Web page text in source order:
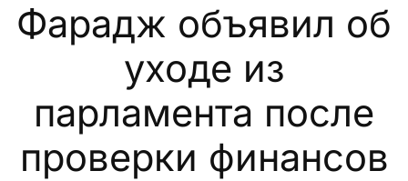
Фарадж объявил об
уходе из
парламента после
проверки финансов